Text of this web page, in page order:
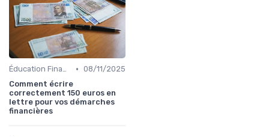
Éducation Financière • 08/11/2025
Comment écrire
correctement 150 euros en
lettre pour vos démarches
financières